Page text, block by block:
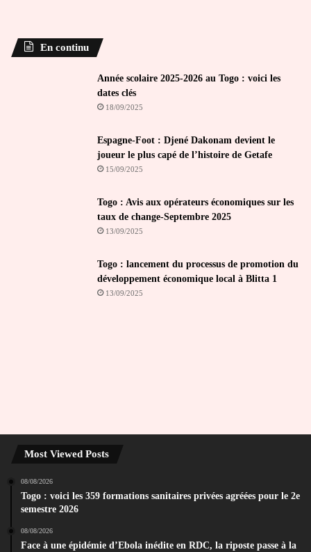
En continu
Année scolaire 2025-2026 au Togo : voici les
dates clés
18/09/2025
Espagne-Foot : Djené Dakonam devient le
joueur le plus capé de l’histoire de Getafe
15/09/2025
Togo : Avis aux opérateurs économiques sur les
taux de change-Septembre 2025
13/09/2025
Togo : lancement du processus de promotion du
développement économique local à Blitta 1
13/09/2025
Most Viewed Posts
08/08/2026
Togo : voici les 359 formations sanitaires privées agréées pour le 2e
semestre 2026
08/08/2026
Face à une épidémie d’Ebola inédite en RDC, la riposte passe à la